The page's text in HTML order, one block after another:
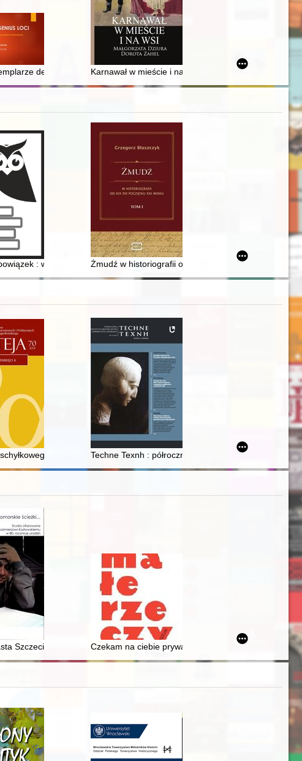
Akademią Rolniczą w tle
Pt. 1, Vol. 2
in Warsawdenarów gniewkowskich : uwagi o nieznanym znalezisku ze Słowacji
Karnawał w mieście i na wsi
: wspomnienia Stanisława Przelaskowskiego
Żmudź w historiografii od XIX do początku XXI wieku.
syberyjskiej
= Dalla Polonia in Israele : i soldati ebrei nell'Armata di Anders
okresu socjalizmu w Polsce a kompetencja tłumaczeniowa
Techne Texnh : półrocznik Instytutu Historii Sztuki
Zarządu Miejskiego w Olsztynie = Communication in the public
Piotrkowskiej" (1921-1923) = The image of the Jewish minority in
Szczecina w zasobie szczecińskiego Archiwum Państwowego
Czekam na ciebie prywatnie : język obietnic ulotek